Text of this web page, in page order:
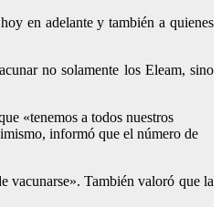
en adelante y también a quienes
no solamente los Eleam, sino
«tenemos a todos nuestros
informó que el número de
vacunarse». También valoró que la